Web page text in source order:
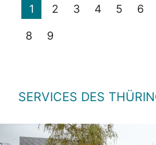
1 2 3 4 5 6
8 9
SERVICES DES